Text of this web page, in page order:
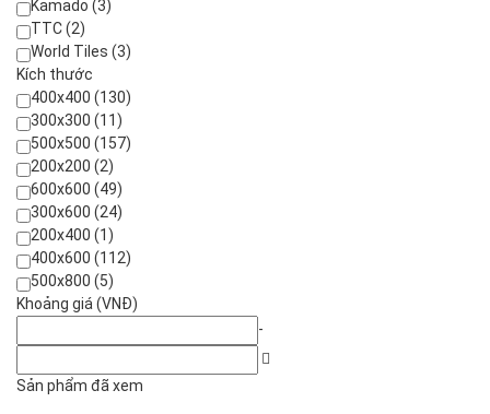
Kamado (3)
TTC (2)
World Tiles (3)
Kích thước
400x400 (130)
300x300 (11)
500x500 (157)
200x200 (2)
600x600 (49)
300x600 (24)
200x400 (1)
400x600 (112)
500x800 (5)
Khoảng giá (VNĐ)
-
Sản phẩm đã xem